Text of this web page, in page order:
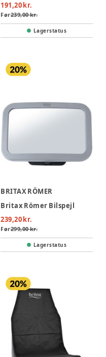
191,20 kr.
Før239,00 kr.
Lagerstatus
BRITAX RÖMER
Britax Römer Bilspejl
239,20 kr.
Før299,00 kr.
Lagerstatus